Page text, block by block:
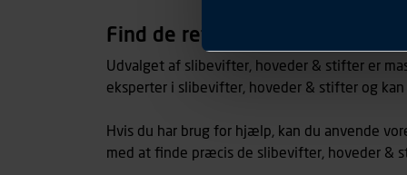
informationer om
hjemmesiden ser ud eller
region, du befinder dig i.
Carl Ras anvender
henblik på markedsføring,
personoplysninger om
Find de rette slibevifter,
Udvalget af slibevifter, hoveder & stifter er
eksperter i slibevifter, hoveder & stifter og
Hvis du har brug for hjælp, kan du anvende
med at finde præcis de slibevifter, hoveder &